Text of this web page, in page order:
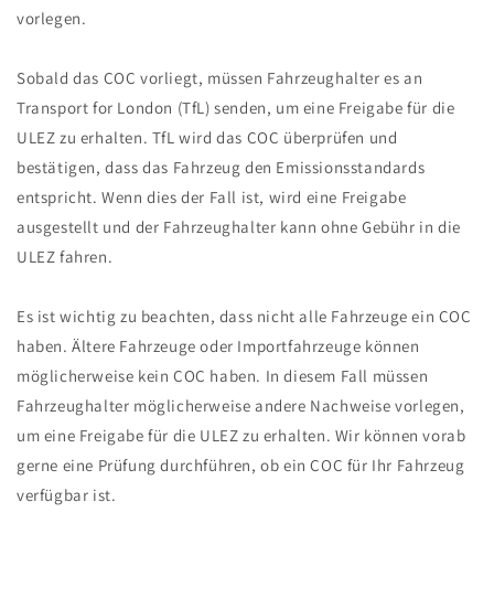
vorlegen.
Sobald das COC vorliegt, müssen Fahrzeughalter es an
Transport for London (TfL) senden, um eine Freigabe für die
ULEZ zu erhalten. TfL wird das COC überprüfen und
bestätigen, dass das Fahrzeug den Emissionsstandards
entspricht. Wenn dies der Fall ist, wird eine Freigabe
ausgestellt und der Fahrzeughalter kann ohne Gebühr in die
ULEZ fahren.
Es ist wichtig zu beachten, dass nicht alle Fahrzeuge ein COC
haben. Ältere Fahrzeuge oder Importfahrzeuge können
möglicherweise kein COC haben. In diesem Fall müssen
Fahrzeughalter möglicherweise andere Nachweise vorlegen,
um eine Freigabe für die ULEZ zu erhalten. Wir können vorab
gerne eine Prüfung durchführen, ob ein COC für Ihr Fahrzeug
verfügbar ist.